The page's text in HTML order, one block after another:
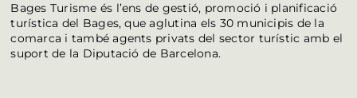
Bages Turisme és l’ens de gestió, promoció i planificació
turística del Bages, que aglutina els 30 municipis de la
comarca i també agents privats del sector turístic amb el
suport de la Diputació de Barcelona.